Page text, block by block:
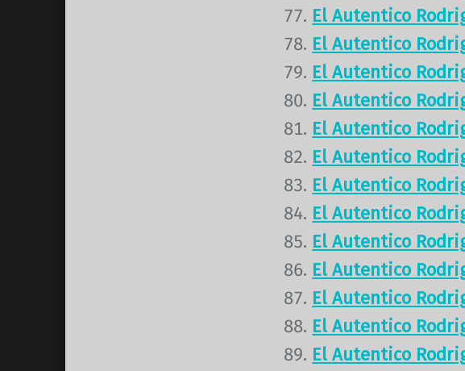
El Autentico
El Autentico
El Autentico
El Autentico
El Autentico
El Autentico
El Autentico
El Autentico
El Autentico
El Autentico
El Autentico
El Autentico
El Autentico